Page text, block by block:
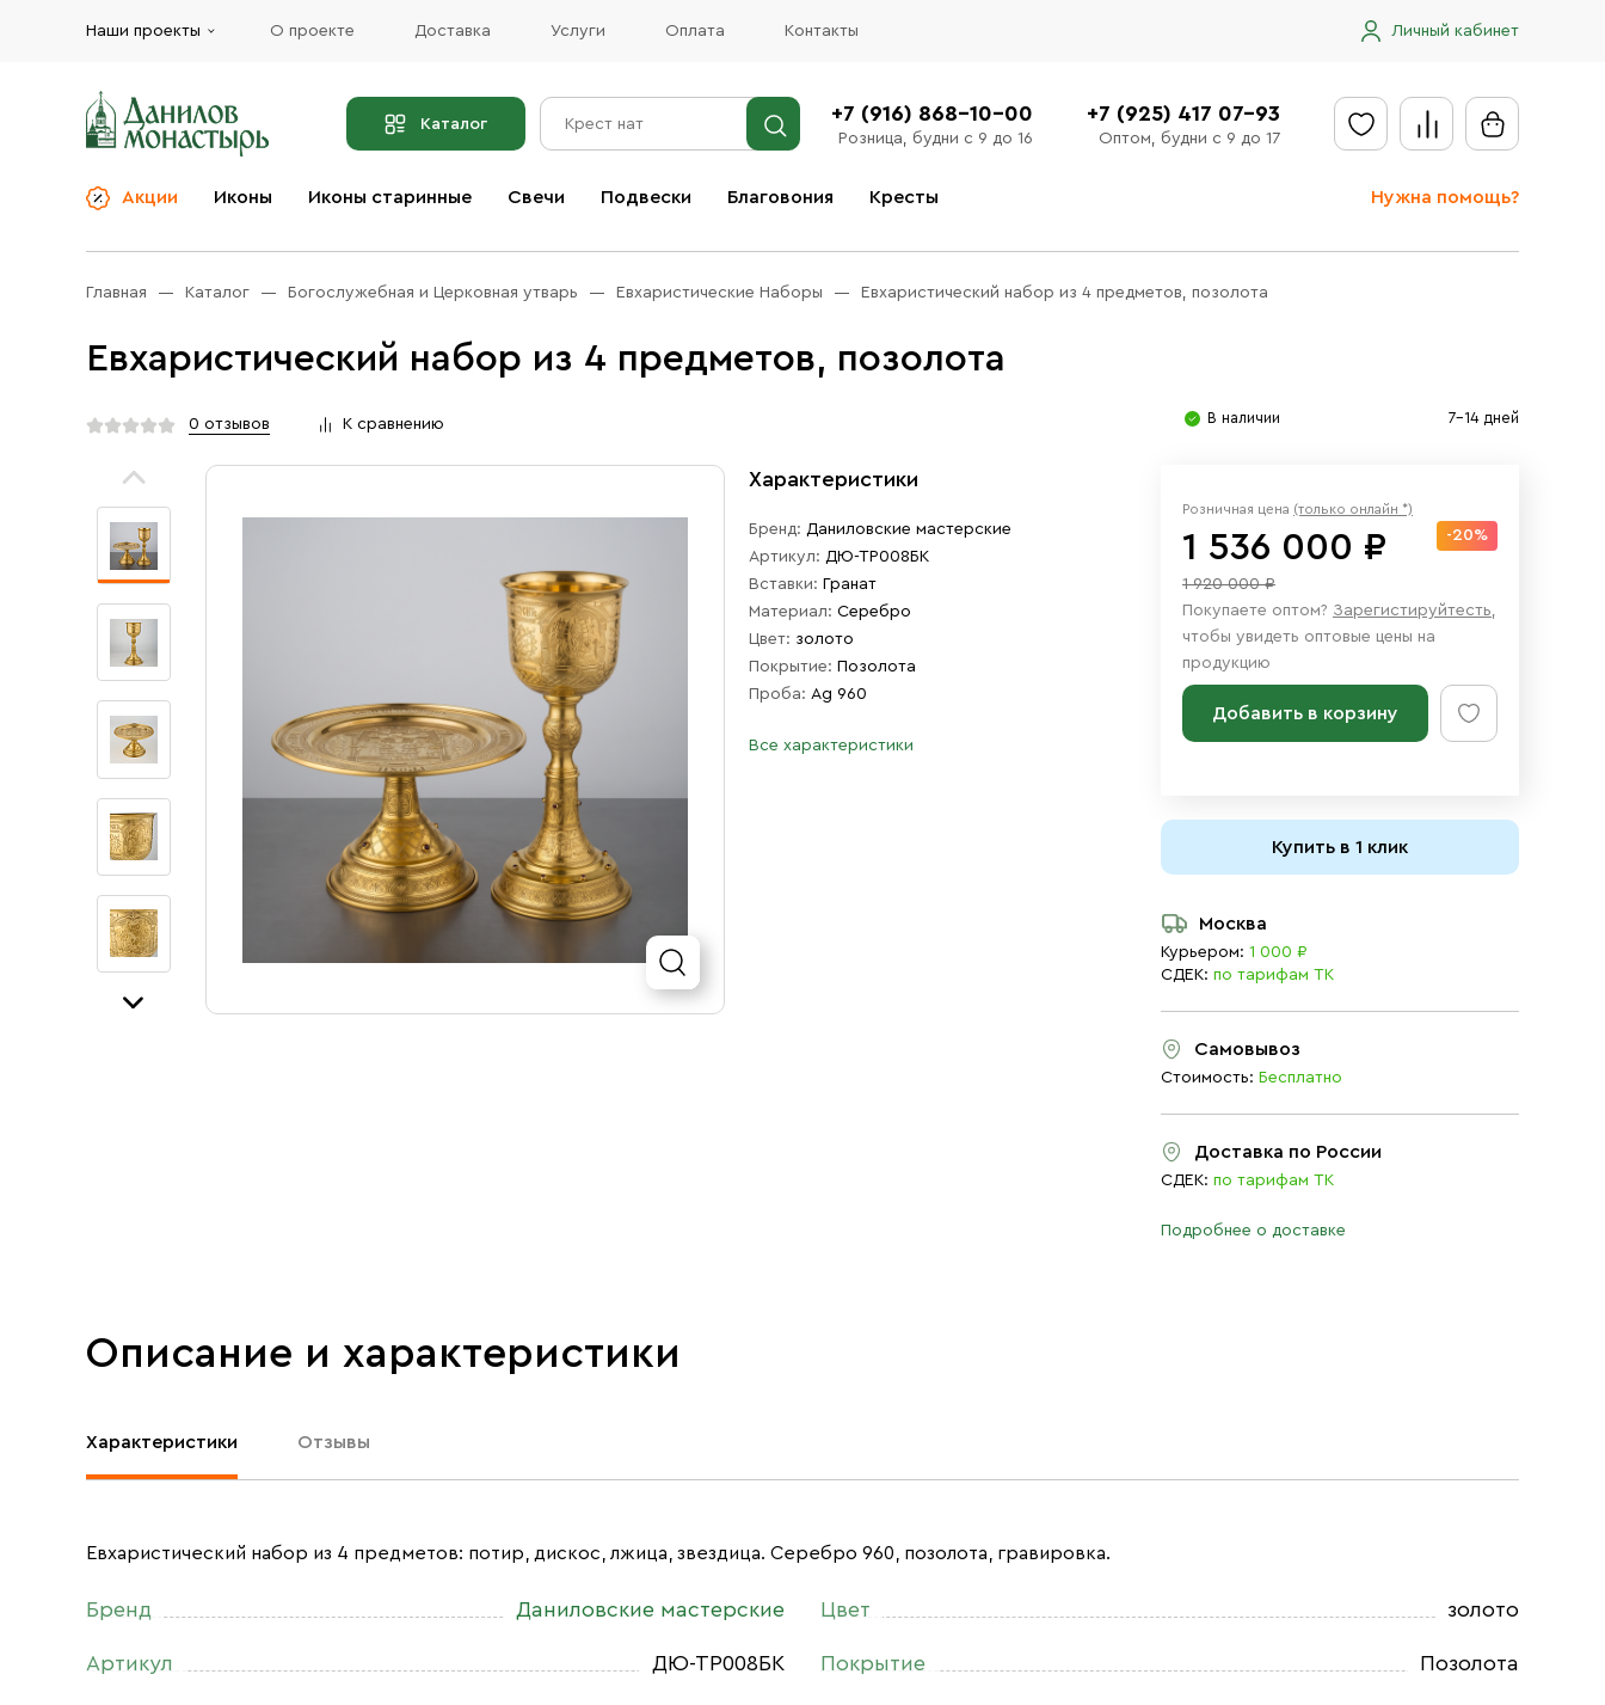
Наши проекты О проекте Доставка Услуги Оплата Контакты Личный кабинет
Каталог +7 (916) 868-10-00
Розница, будни с 9 до 16
+7 (925) 417 07-93
Оптом, будни с 9 до 17
Акции Иконы Иконы старинные Свечи Подвески Благовония Кресты Нужна помощь?
Отправить заявку
Церковная утварь
Бренды
Услуги
Главная Каталог Богослужебная и Церковная утварь Евхаристические Наборы Евхаристический набор из 4 предметов, позолота
Евхаристический набор из 4 предметов, позолота
0 отзывов К сравнению В наличии 7-14 дней
Характеристики
Бренд: Даниловские мастерские
Артикул: ДЮ-ТР008БК
Вставки: Гранат
Материал: Серебро
Цвет: золото
Покрытие: Позолота
Проба: Ag 960
Все характеристики
Розничная цена (только онлайн *)
1 536 000 ₽
1 920 000 ₽
-20%
Покупаете оптом? Зарегистируйтесть,
чтобы увидеть оптовые цены на
продукцию
Добавить в корзину
Купить в 1 клик
Москва
Курьером: 1 000 ₽
СДЕК: по тарифам ТК
Самовывоз
Стоимость: Бесплатно
Доставка по России
СДЕК: по тарифам ТК
Подробнее о доставке
Описание и характеристики
Характеристики Отзывы
Евхаристический набор из 4 предметов: потир, дискос, лжица, звездица. Серебро 960, позолота, гравировка.
Бренд Даниловские мастерские
Артикул ДЮ-ТР008БК
Цвет золото
Покрытие Позолота